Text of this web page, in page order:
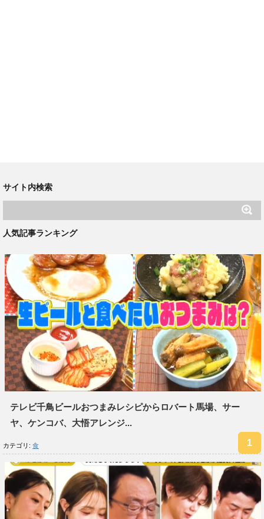
サイト内検索
人気記事ランキング
テレビ千鳥ビールおつまみレシピからロバート馬場、サー
ヤ、ケンコバ、大悟アレンジ...
カテゴリ: 食